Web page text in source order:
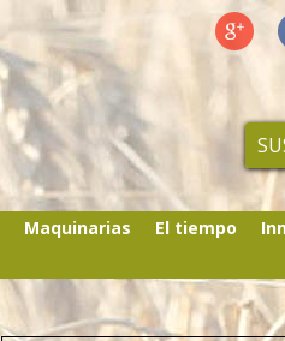
Maquinarias El tiempo